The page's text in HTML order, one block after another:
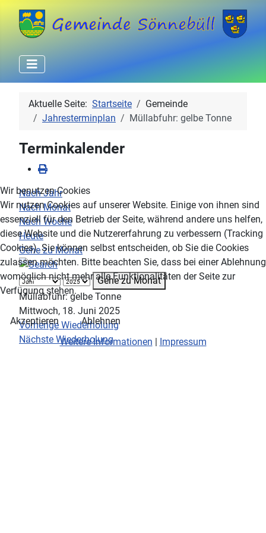
Aktuelle Seite: Startseite
Gemeinde
Jahresterminplan
Müllabfuhr: gelbe Tonne
Terminkalender
Nach Jahr
Nach Monat
Nach Woche
Heute
Gehe zu Monat
Gehe zu Monat
Müllabfuhr: gelbe Tonne
Mittwoch, 18. Juni 2025
Vorherige Wiederholung
Nächste Wiederholung
Wir benutzen Cookies
Wir nutzen Cookies auf unserer Website. Einige von ihnen sind
essenziell für den Betrieb der Seite, während andere uns helfen,
diese Website und die Nutzererfahrung zu verbessern (Tracking
Cookies). Sie können selbst entscheiden, ob Sie die Cookies
zulassen möchten. Bitte beachten Sie, dass bei einer Ablehnung
womöglich nicht mehr alle Funktionalitäten der Seite zur
Verfügung stehen.
Akzeptieren
Ablehnen
Weitere Informationen | Impressum